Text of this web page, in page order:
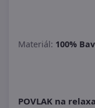
Materiál: 100%
POVLAK na